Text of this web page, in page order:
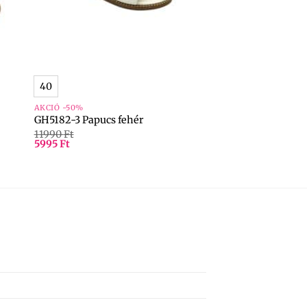
40
AKCIÓ -50%
GH5182-3 Papucs fehér
11990Ft
5995Ft